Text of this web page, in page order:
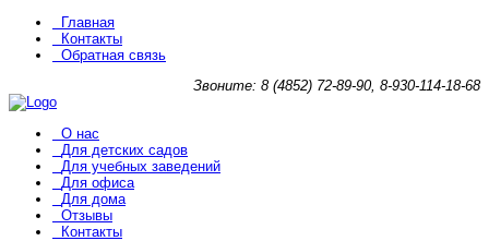
Главная
Контакты
Обратная связь
Звоните: 8 (4852) 72-89-90, 8-930-114-18-68
О нас
Для детских садов
Для учебных заведений
Для офиса
Для дома
Отзывы
Контакты